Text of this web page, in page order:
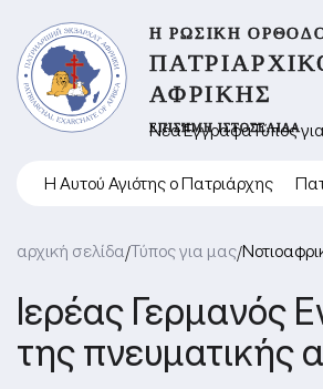
Η ΡΩΣΙΚΉ
ΑΦΡΙΚΉΣ
ΕΠΊΣΗΜΗ ΙΣΤΟΣΕΛΊΔΑ
ΝέαΈγγραφαΤύπος
Η Αυτού Αγιότης ο Πατριάρχης
αρχική σελίδα/Τύπος για μας/
Ιερέας Γερμανός
της πνευματικής